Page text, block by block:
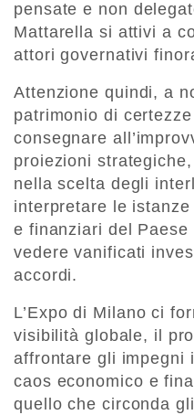
pensate e non
Mattarella si attivi a
attori governativi
Attenzione quindi, a
patrimonio di
consegnare
proiezioni
nella scelta degli
interpretare le
e finanziari del Paese
vedere vanificati
accordi.
L’Expo di Milano ci
visibilità globale, il
affrontare gli impegni
caos economico e
quello che circonda